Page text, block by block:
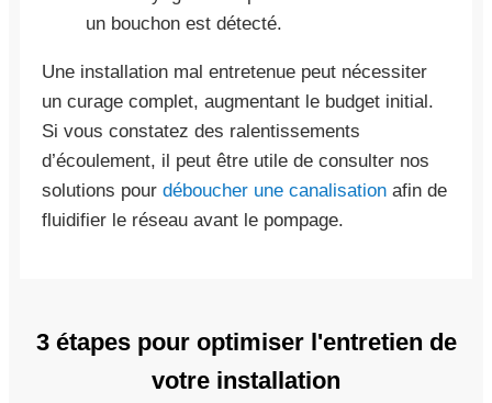
un bouchon est détecté.
Une installation mal entretenue peut nécessiter
un curage complet, augmentant le budget initial.
Si vous constatez des ralentissements
d’écoulement, il peut être utile de consulter nos
solutions pour déboucher une canalisation afin de
fluidifier le réseau avant le pompage.
3 étapes pour optimiser l'entretien de
votre installation